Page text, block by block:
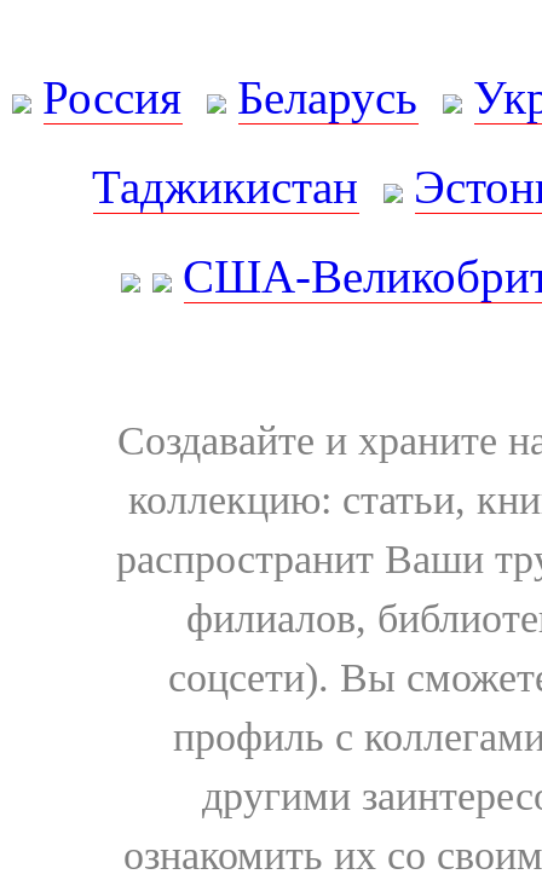
Россия Беларусь
Таджикистан
США-
Создавайте и храните
коллекцию: статьи,
распространит Ваши
филиалов,
соцсети). Вы
профиль с
другими
ознакомить их со